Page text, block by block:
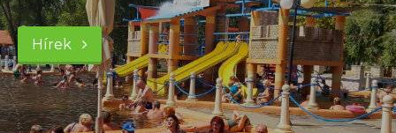
Hírek